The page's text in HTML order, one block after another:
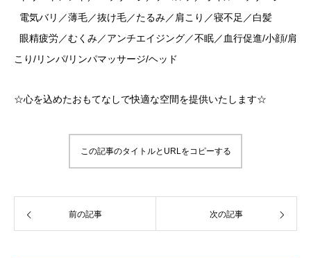
電気バリ／薄毛／抜け毛／たるみ／肩こり／寝不足／白髪
眼精疲労／むくみ／アンチエイジング／不眠／血行促進/小顔/肩
こり/リンパ/リンパマッサージ/ヘッド
☆心を込めたおもてなしで快適な空間を提供いたします☆
この記事のタイトルとURLをコピーする
前の記事 次の記事